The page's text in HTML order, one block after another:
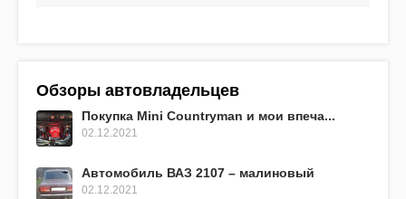
Обзоры автовладельцев
Покупка Mini Countryman и мои впеча...
02.12.2021
Автомобиль ВАЗ 2107 – малиновый
02.12.2021